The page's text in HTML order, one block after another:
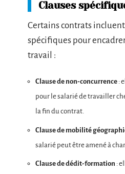
Clauses
Certains contrats incluent
spécifiques pour
travail :
Clause de non-concurrence :
pour le salarié de travailler
la fin du contrat.
Clause de mobilité
salarié peut être amené à
Clause de dédit-formation :